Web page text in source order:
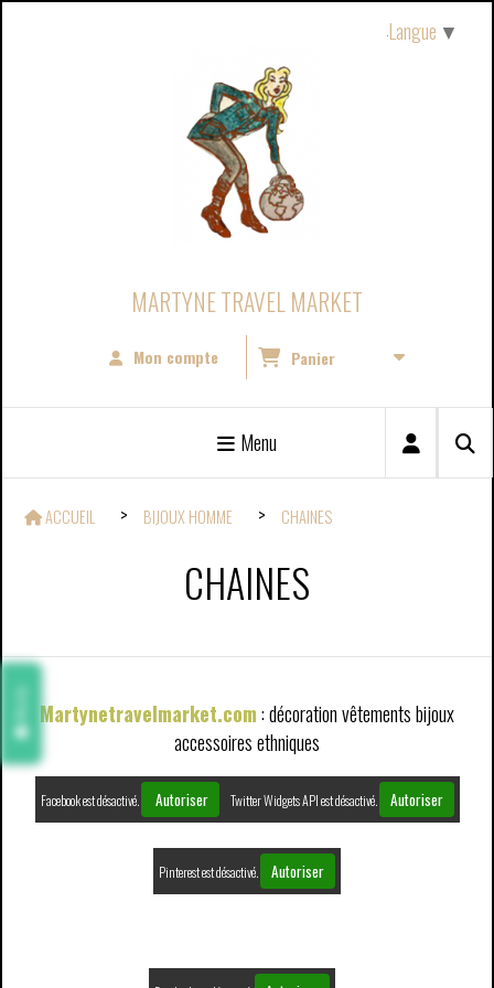
MARTYNE TRAVEL MARKET
Mon compte Panier
Menu
ACCUEIL BIJOUX HOMME CHAINES
CHAINES
Martynetravelmarket.com: décoration vêtements bijoux
accessoires ethniques
Facebook est désactivé. Autoriser Twitter Widgets API est désactivé. Autoriser
Pinterest est désactivé. Autoriser
Langue ▼
Panneau de gestion des cookies